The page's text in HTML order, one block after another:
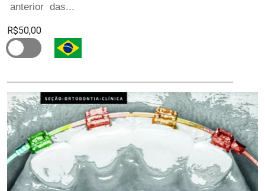
anterior das...
R$50,00